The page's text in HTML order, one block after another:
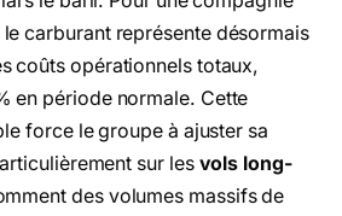
carburant représente désormais
coûts opérationnels totaux,
en période normale. Cette
force le groupe à ajuster sa
sur les vols long-
des volumes massifs de